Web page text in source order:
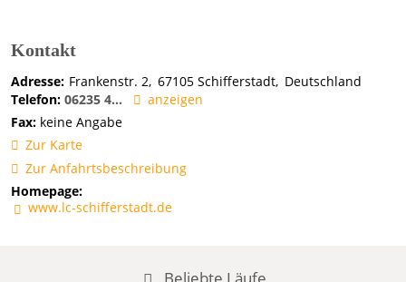
Kontakt
Adresse: Frankenstr. 2 67105 Schifferstadt Deutschland
Telefon: 06235 4...
anzeigen
Fax: keine Angabe
Zur Karte
Zur Anfahrtsbeschreibung
Homepage:
www.lc-schifferstadt.de
Beliebte Läufe